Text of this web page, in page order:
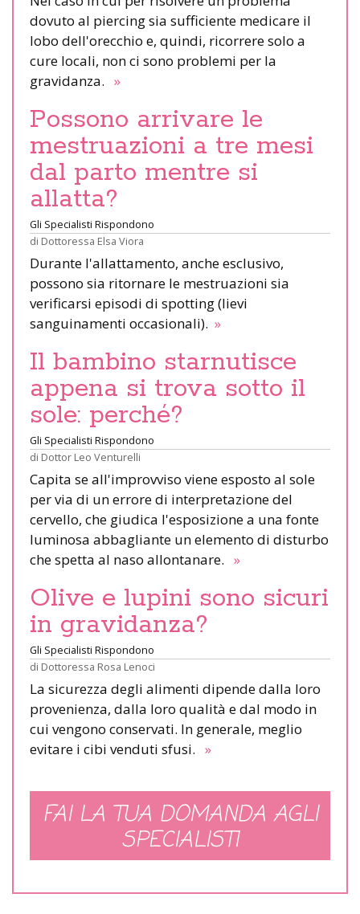
dovuto al piercing sia sufficiente medicare il
lobo dell'orecchio e, quindi, ricorrere solo a
cure locali, non ci sono problemi per la
gravidanza. »
Possono arrivare le
mestruazioni a tre mesi
dal parto mentre si
allatta?
Gli Specialisti Rispondono
di Dottoressa Elsa Viora
Durante l'allattamento, anche esclusivo,
possono sia ritornare le mestruazioni sia
verificarsi episodi di spotting (lievi
sanguinamenti occasionali). »
Il bambino starnutisce
appena si trova sotto il
sole: perché?
Gli Specialisti Rispondono
di Dottor Leo Venturelli
Capita se all'improvviso viene esposto al sole
per via di un errore di interpretazione del
cervello, che giudica l'esposizione a una fonte
luminosa abbagliante un elemento di disturbo
che spetta al naso allontanare. »
Olive e lupini sono sicuri
in gravidanza?
Gli Specialisti Rispondono
di Dottoressa Rosa Lenoci
La sicurezza degli alimenti dipende dalla loro
provenienza, dalla loro qualità e dal modo in
cui vengono conservati. In generale, meglio
evitare i cibi venduti sfusi. »
FAI LA TUA DOMANDA AGLI
SPECIALISTI